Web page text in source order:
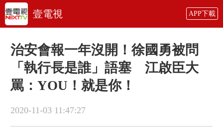
壹電視 APP下載
治安會報一年沒開！徐國勇被問
「執行長是誰」語塞 江啟臣大
罵：YOU！就是你！
2020-11-03 11:47:27